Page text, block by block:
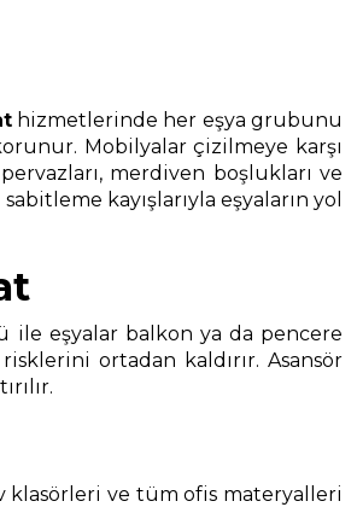
hizmetlerinde her eşya grubunu
Mobilyalar çizilmeye karşı
merdiven boşlukları ve
kayışlarıyla eşyaların yol
ile eşyalar balkon ya da pencere
ortadan kaldırır. Asansör
klasörleri ve tüm ofis materyalleri